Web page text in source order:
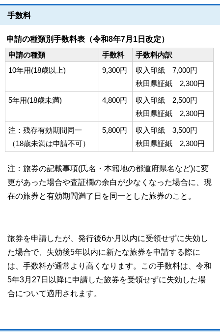
手数料
申請の種類別手数料表（令和8年7月1日改定）
申請の種類
手数料
手数料内訳
10年用(18歳以上)
9,300円
収入印紙 7,000円
秋田県証紙 2,300円
5年用(18歳未満)
4,800円
収入印紙 2,500円
秋田県証紙 2,300円
注：残存有効期間同一
（18歳未満は申請不可）
5,800円
収入印紙 3,500円
秋田県証紙 2,300円
注：旅券の記載事項(氏名・本籍地の都道府県名など)に変
更があった場合や査証欄の余白が少なくなった場合に、現
在の旅券と有効期間満了日を同一とした旅券のこと。
旅券を申請したが、発行後6か月以内に受領せずに失効し
た場合で、失効後5年以内に新たな旅券を申請する際に
は、手数料が通常より高くなります。この手数料は、令和
5年3月27日以降に申請した旅券を受領せずに失効した場
合について適用されます。